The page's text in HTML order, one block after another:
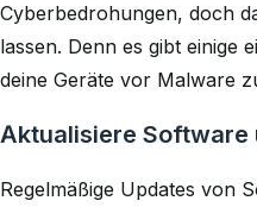
Cyberbedrohungen, doch
lassen. Denn es gibt einige
deine Geräte vor Malware
Aktualisiere Software
Regelmäßige Updates von